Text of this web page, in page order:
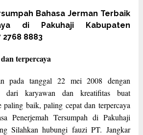
Bahasa Jerman Terbaik
di Pakuhaji Kabupaten
8883
terpercaya
pada tanggal 22 mei 2008 dengan
karyawan dan kreatifitas buat
paling baik, paling cepat dan terpercaya
Penerjemah Tersumpah di Pakuhaji
Silahkan hubungi fauzi PT. Jangkar